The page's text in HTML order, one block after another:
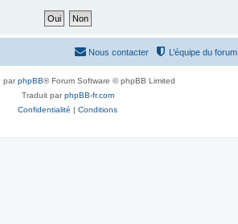
L’équipe du forum
Nous contacter
parphpBB® Forum Software © phpBB Limited
Traduit parphpBB-fr.com
Confidentialité | Conditions